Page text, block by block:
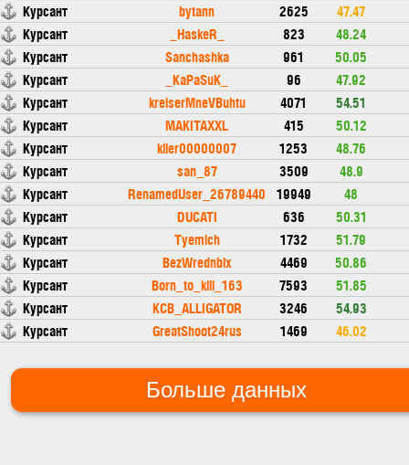
Курсант
bytann 2625
47.47
Курсант
_HaskeR_ 823
48.24
Курсант
Sanchashka 961
50.05
Курсант
_KaPaSuK_ 96
47.92
Курсант
kreiserMneVBuhtu 4071
54.51
Курсант
MAKITAXXL 415
50.12
Курсант
kiler00000007 1253
48.76
Курсант
san_87 3509
48.9
Курсант
RenamedUser_26789440 19949
48
Курсант
DUCATI 636
50.31
Курсант
Tyemich 1732
51.79
Курсант
BezWrednblx 4469
50.86
Курсант
Born_to_kill_163 7593
51.85
Курсант
KCB_ALLIGATOR 3246
54.93
Курсант
GreatShoot24rus 1469 46.02
Больше данных